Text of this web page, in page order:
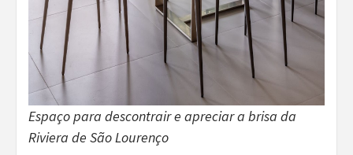
Espaço para descontrair e apreciar a brisa da
Riviera de São Lourenço